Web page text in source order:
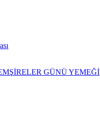
GÜNÜ YEMEĞİ